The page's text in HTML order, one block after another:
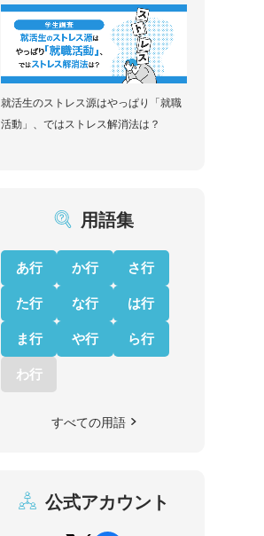
就活生のストレス源はやっぱり「就職
活動」、ではストレス解消法は？
用語集
あ行 か行 さ行
た行 な行 は行
ま行 や行 ら行
わ行
すべての用語
公式アカウント